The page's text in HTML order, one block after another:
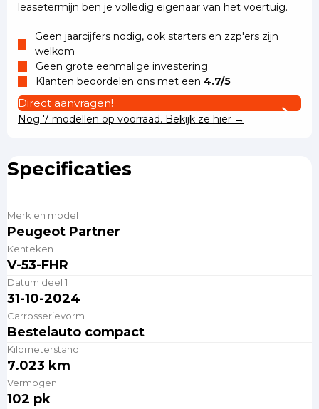
leasetermijn ben je volledig eigenaar van het voertuig.
Geen jaarcijfers nodig, ook starters en zzp'ers zijn
welkom
Geen grote eenmalige investering
Klanten beoordelen ons met een 4.7/5
Direct aanvragen!
Nog 7 modellen op voorraad. Bekijk ze hier →
Specificaties
Merk en model
Peugeot Partner
Kenteken
V-53-FHR
Datum deel 1
31-10-2024
Carrosserievorm
Bestelauto compact
Kilometerstand
7.023 km
Vermogen
102 pk